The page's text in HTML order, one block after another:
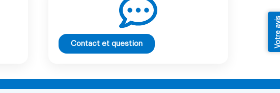
Contact et question